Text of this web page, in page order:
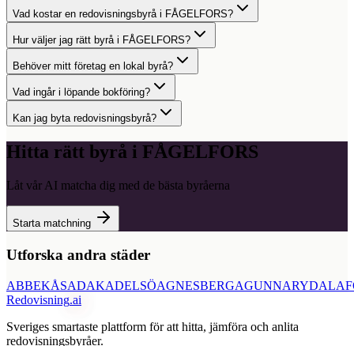
Vad kostar en redovisningsbyrå i FÅGELFORS?
Hur väljer jag rätt byrå i FÅGELFORS?
Behöver mitt företag en lokal byrå?
Vad ingår i löpande bokföring?
Kan jag byta redovisningsbyrå?
Hitta rätt byrå i FÅGELFORS
Låt vår AI matcha dig med de bästa byråerna
Starta matchning
Utforska andra städer
ABBEKÅSADAKADELSÖAGNESBERGAGUNNARYD
Redovisning.ai
Sveriges smartaste plattform för att hitta, jämföra och anlita
redovisningsbyråer.